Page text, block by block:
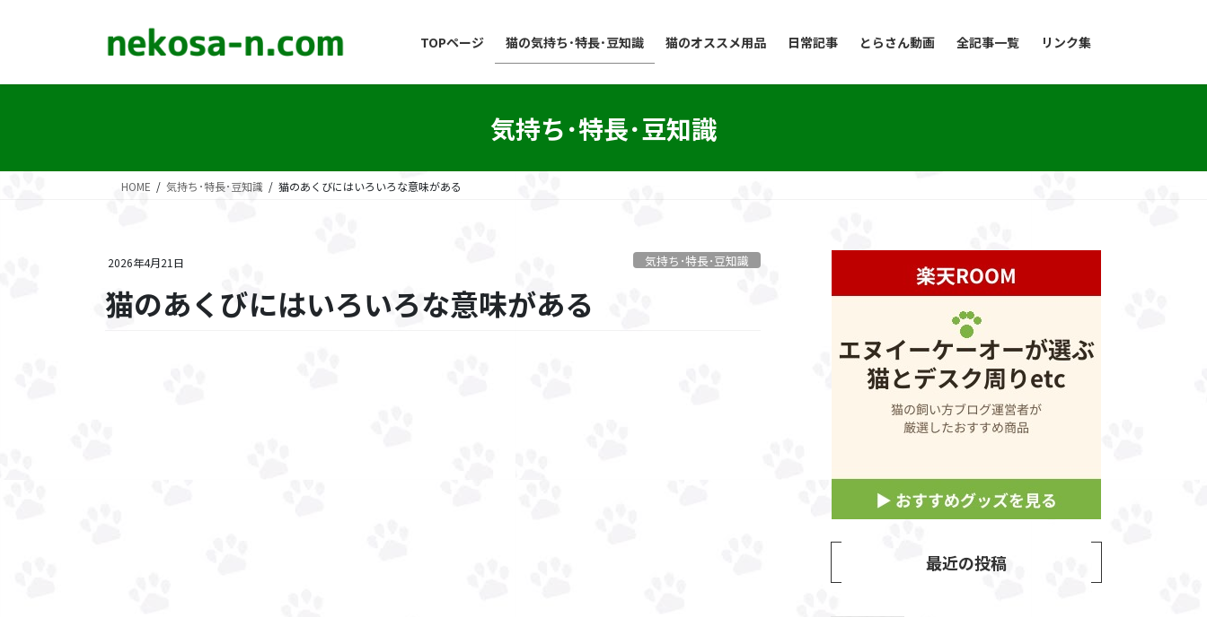
TOPページ 猫の気持ち･特長･豆知識 猫のオススメ用品 日常記事 とらさん動画 全記事一覧 リンク集
気持ち･特長･豆知識
HOME 気持ち･特長･豆知識 猫のあくびにはいろいろな意味がある
2026年4月21日 気持ち･特長･豆知識
猫のあくびにはいろいろな意味がある
最近の投稿